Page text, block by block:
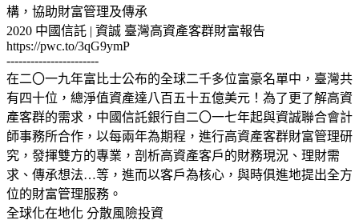
構，協助財富管理及傳承
2020 中國信託 | 資誠 臺灣高資產客群財富報告
https://pwc.to/3qG9ymP
-----------------------
在二〇一九年富比士公布的全球二千多位富豪名單中，臺灣共
有四十位，總淨值資產達八百五十五億美元！為了更了解高資
產客群的需求，中國信託銀行自二〇一七年起與資誠聯合會計
師事務所合作，以每兩年為期程，進行高資產客群財富管理研
究，發揮雙方的專業，剖析高資產客戶的財務現況、理財需
求、傳承想法…等，進而以客戶為核心，與時俱進地提出全方
位的財富管理服務。
全球化在地化 分散風險投資